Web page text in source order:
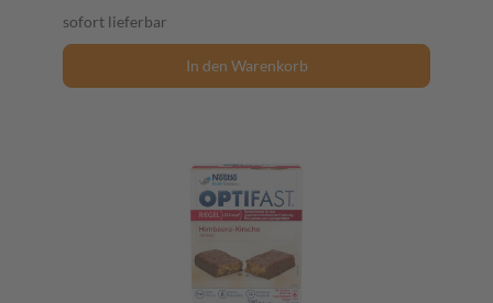
sofort lieferbar
In den Warenkorb